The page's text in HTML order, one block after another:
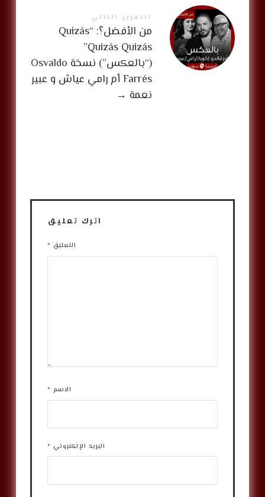
التقرير التالي
من الأفضل؟: “Quizás
Quizás Quizás”
(“بالعكس”) نسخة Osvaldo
Farrés أم رامي عياش و عبير
نعمة →
اترك تعليق
التعليق *
الاسم *
البريد الإلكتروني *